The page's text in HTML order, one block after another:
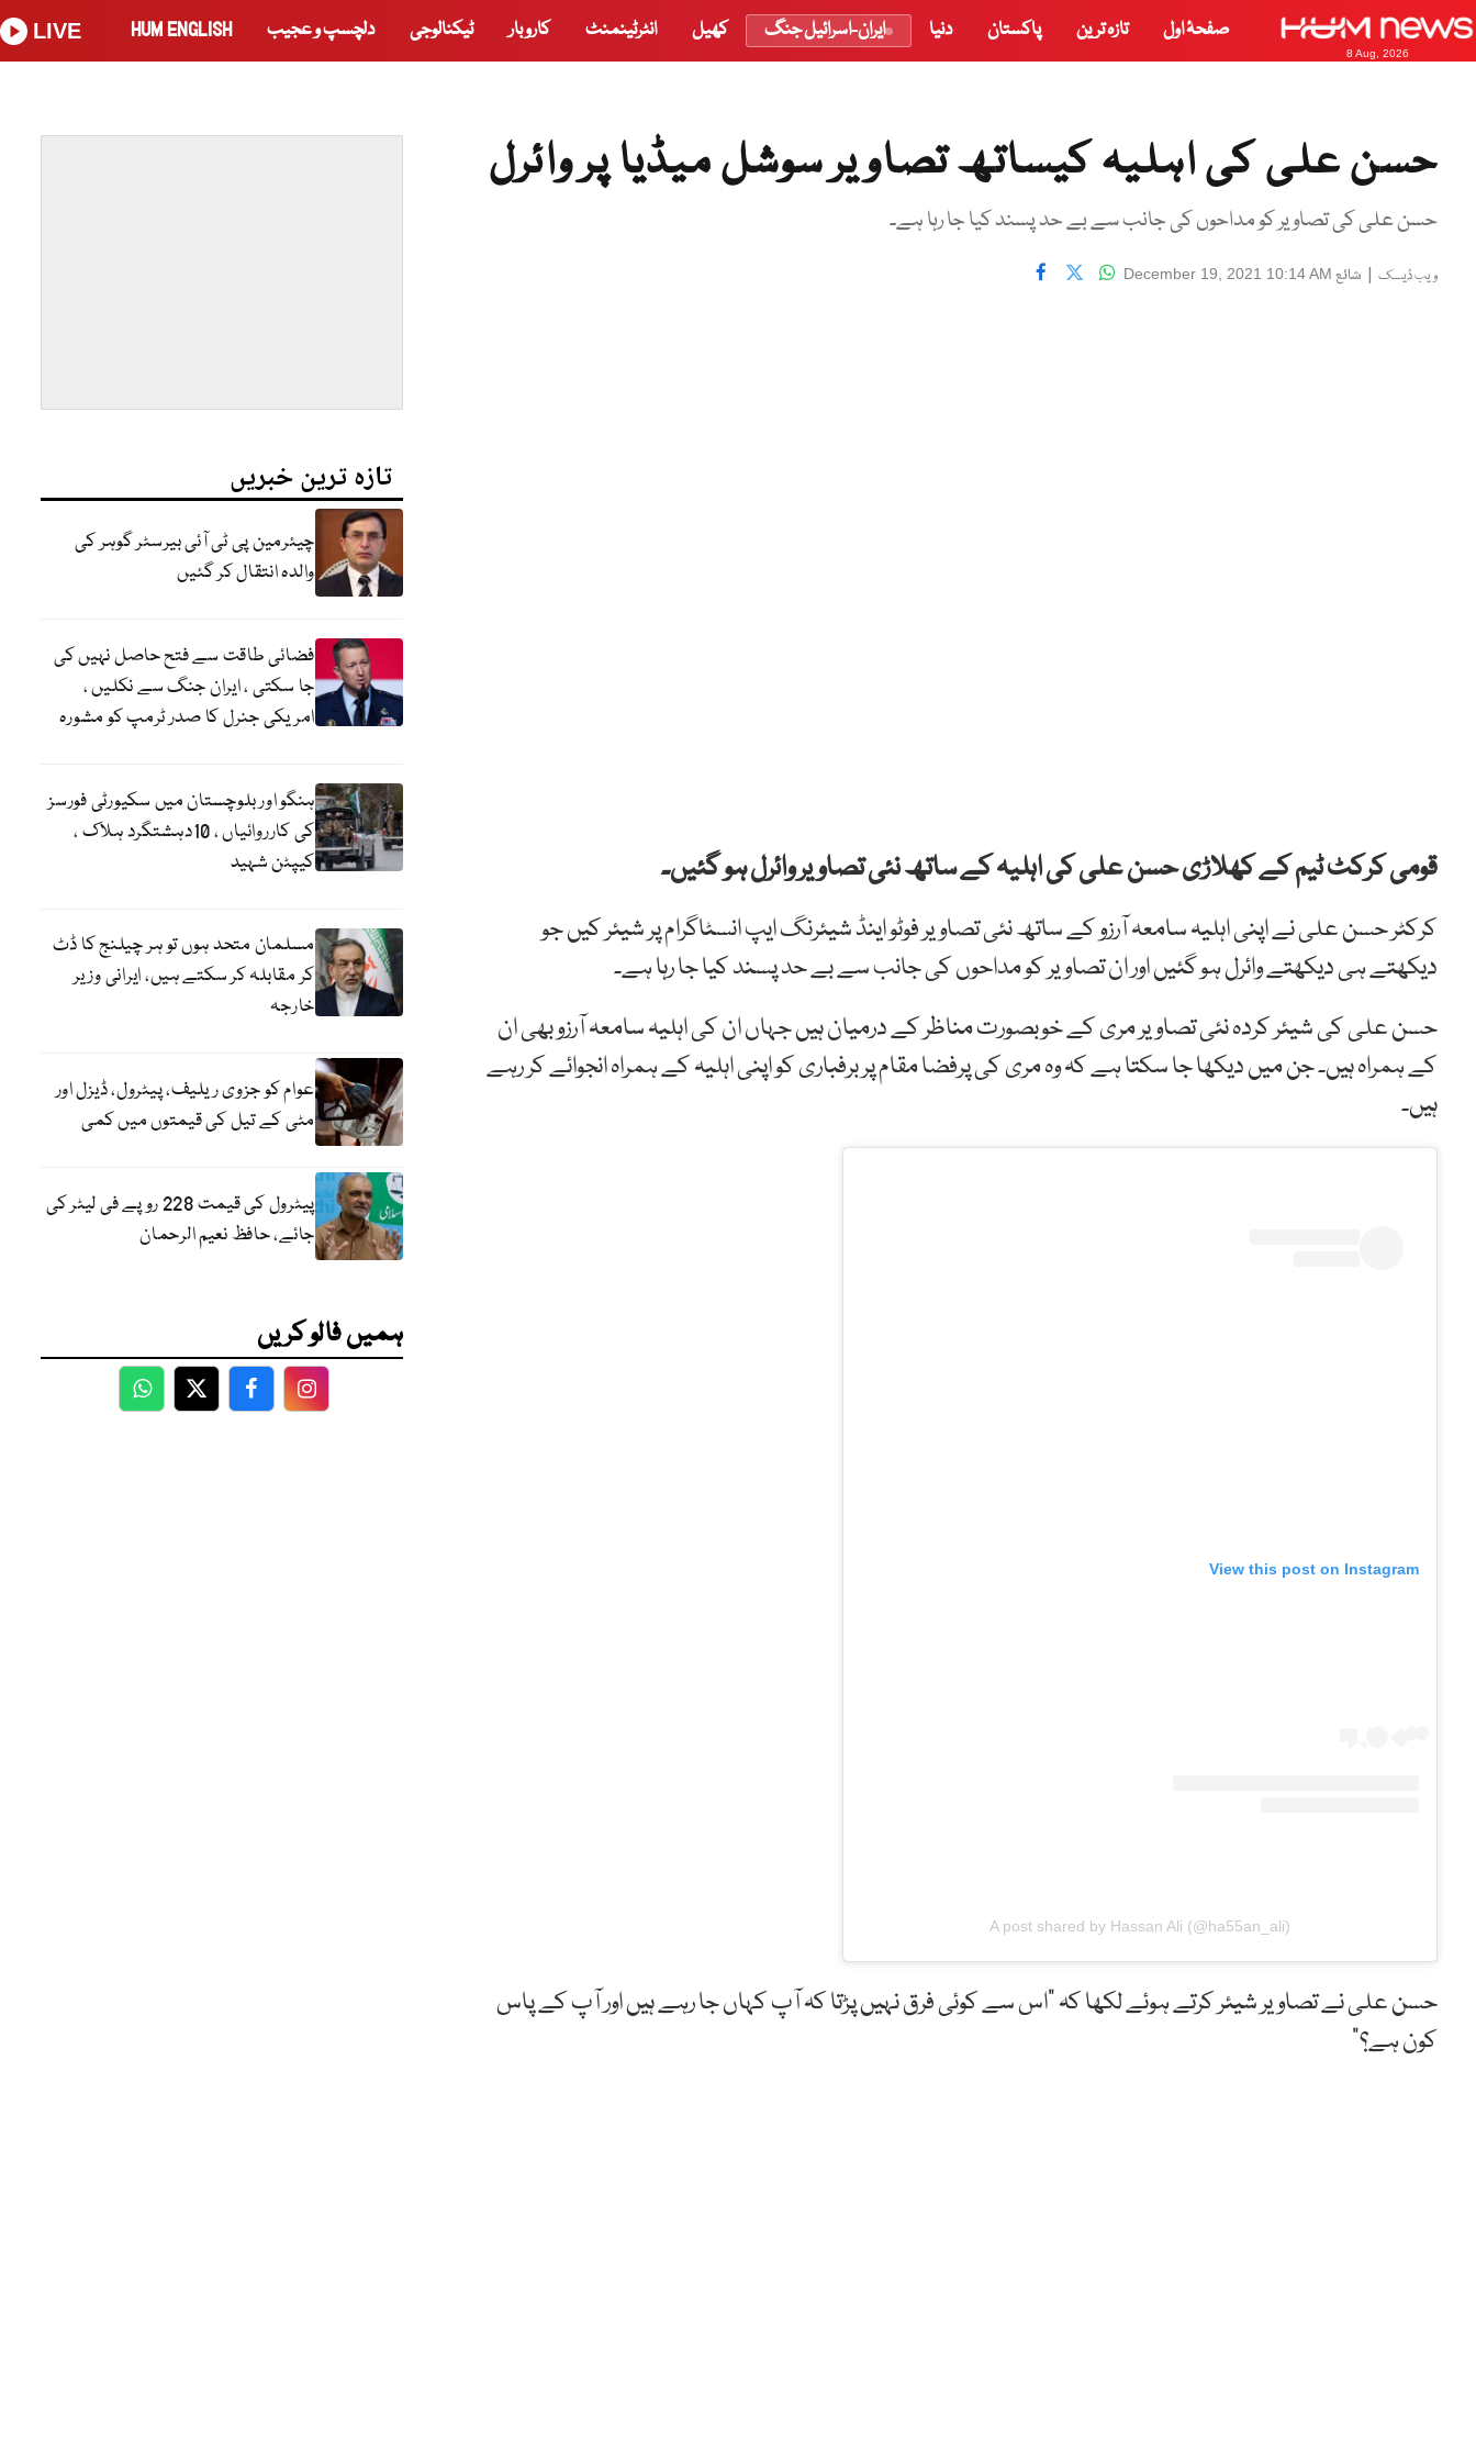
8 Aug, 2026
صفحۂ اول تازہ ترین پاکستان دنیا ایران-اسرائیل جنگ کھیل انٹرٹینمنٹ کاروبار ٹیکنالوجی دلچسپ و عجیب HUM ENGLISH
LIVE
حسن علی کی اہلیہ کیساتھ تصاویر سوشل میڈیا پر وائرل
حسن علی کی تصاویر کو مداحوں کی جانب سے بے حد پسند کیا جا رہا ہے۔
ویب ڈیسک | شائع December 19, 2021 10:14 AM
قومی کرکٹ ٹیم کے کھلاڑی حسن علی کی اہلیہ کے ساتھ نئی تصاویر وائرل ہو گئیں۔
کرکٹر حسن علی نے اپنی اہلیہ سامعہ آرزو کے ساتھ نئی تصاویر فوٹو اینڈ شیئرنگ ایپ انسٹاگرام پر شیئر کیں جو
دیکھتے ہی دیکھتے وائرل ہو گئیں اور ان تصاویر کو مداحوں کی جانب سے بے حد پسند کیا جا رہا ہے۔
حسن علی کی شیئر کردہ نئی تصاویر مری کے خوبصورت مناظر کے درمیان ہیں جہاں ان کی اہلیہ سامعہ آرزو بھی ان
کے ہمراہ ہیں۔ جن میں دیکھا جا سکتا ہے کہ وہ مری کی پرفضا مقام پر برفباری کو اپنی اہلیہ کے ہمراہ انجوائے کر رہے
ہیں۔
View this post on Instagram
A post shared by Hassan Ali (@ha55an_ali)
حسن علی نے تصاویر شیئر کرتے ہوئے لکھا کہ “اس سے کوئی فرق نہیں پڑتا کہ آپ کہاں جا رہے ہیں اور آپ کے پاس
کون ہے؟”
تازہ ترین خبریں
چیئرمین پی ٹی آئی بیرسٹر گوہر کی
والدہ انتقال کر گئیں
فضائی طاقت سے فتح حاصل نہیں کی
جا سکتی ، ایران جنگ سے نکلیں ،
امریکی جنرل کا صدر ٹرمپ کو مشورہ
ہنگو اور بلوچستان میں سکیورٹی فورسز
کی کارروائیاں ، 10دہشتگرد ہلاک ،
کیپٹن شہید
مسلمان متحد ہوں تو ہر چیلنج کا ڈٹ
کر مقابلہ کر سکتے ہیں، ایرانی وزیر
خارجہ
عوام کو جزوی ریلیف، پیٹرول، ڈیزل اور
مٹی کے تیل کی قیمتوں میں کمی
پیٹرول کی قیمت 228 روپے فی لیٹر کی
جائے، حافظ نعیم الرحمان
ہمیں فالو کریں
WhatsApp
TwitterFacebookFacebook